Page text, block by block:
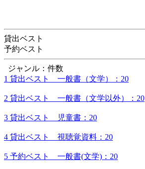
貸出ベスト
予約ベスト
ジャンル：件数
1 貸出ベスト 一般書（文学）：20
2 貸出ベスト 一般書（文学以外）：20
3 貸出ベスト 児童書：20
4 貸出ベスト 視聴覚資料：20
5 予約ベスト 一般書(文学)：20